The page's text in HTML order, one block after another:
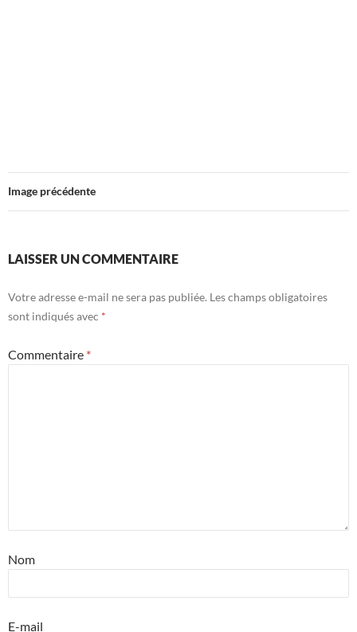
Image précédente
LAISSER UN COMMENTAIRE
Votre adresse e-mail ne sera pas publiée. Les champs obligatoires
sont indiqués avec *
Commentaire *
Nom
E-mail